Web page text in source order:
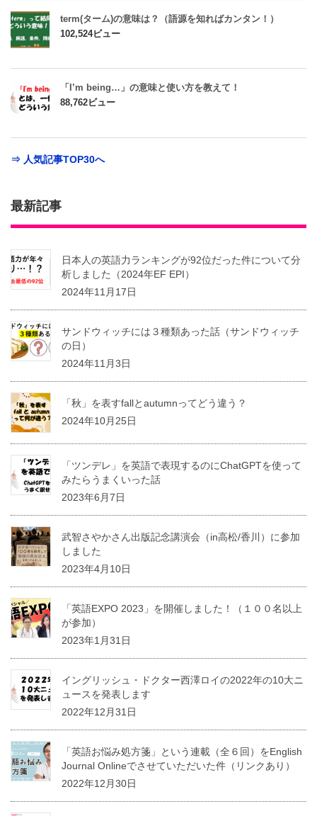
term(ターム)の意味は？（語源を知ればカンタン！）
102,524ビュー
「I’m being…」の意味と使い方を教えて！
88,762ビュー
⇒ 人気記事TOP30へ
最新記事
日本人の英語力ランキングが92位だった件について分
析しました（2024年EF EPI）
2024年11月17日
サンドウィッチには３種類あった話（サンドウィッチ
の日）
2024年11月3日
「秋」を表すfallとautumnってどう違う？
2024年10月25日
「ツンデレ」を英語で表現するのにChatGPTを使って
みたらうまくいった話
2023年6月7日
武智さやかさん出版記念講演会（in高松/香川）に参加
しました
2023年4月10日
「英語EXPO 2023」を開催しました！（１００名以上
が参加）
2023年1月31日
イングリッシュ・ドクター西澤ロイの2022年の10大ニ
ュースを発表します
2022年12月31日
「英語お悩み処方箋」という連載（全６回）をEnglish
Journal Onlineでさせていただいた件（リンクあり）
2022年12月30日